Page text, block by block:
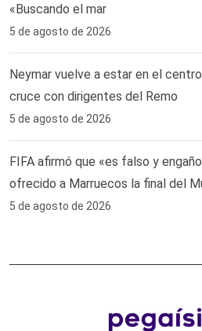
«Buscando el mar
5 de agosto de 2026
Neymar vuelve a estar en el
cruce con dirigentes del Remo ‎
5 de agosto de 2026
FIFA afirmó que «es falso y
ofrecido a Marruecos la final del
5 de agosto de 2026